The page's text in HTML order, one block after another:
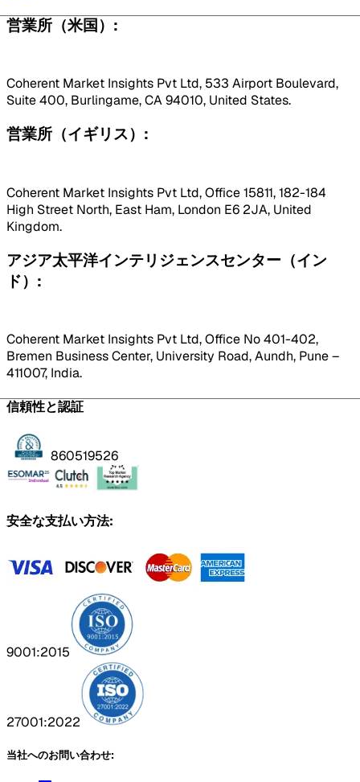
営業所（米国）:
Coherent Market Insights Pvt Ltd, 533 Airport Boulevard,
Suite 400, Burlingame, CA 94010, United States.
営業所（イギリス）:
Coherent Market Insights Pvt Ltd, Office 15811, 182-184
High Street North, East Ham, London E6 2JA, United
Kingdom.
アジア太平洋インテリジェンスセンター（イン
ド）:
Coherent Market Insights Pvt Ltd, Office No 401-402,
Bremen Business Center, University Road, Aundh, Pune –
411007, India.
信頼性と認証
860519526
安全な支払い方法:
9001:2015
27001:2022
当社へのお問い合わせ: